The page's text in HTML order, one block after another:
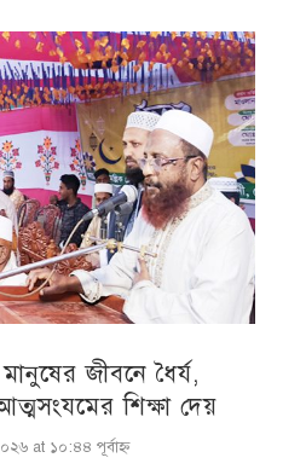
জীবনে ধৈর্য,
শিক্ষা দেয়
at ১০:৪৪ পূর্বাহ্ণ